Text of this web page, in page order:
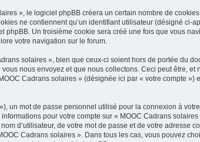
», le logiciel phpBB créera un certain nombre de
ne contiennent qu’un identifiant utilisateur (désigné ci-
Un troisième cookie sera créé une fois que vous
votre navigation sur le forum.
solaires », bien que ceux-ci soient hors de portée du
nous envoyez et que nous collectons. Ceci peut être, et
Cadrans solaires » (désignée ici par « votre compte »)
un mot de passe personnel utilisé pour la connexion à
pour votre compte sur « MOOC Cadrans
d’utilisateur, de votre mot de passe et de votre adresse
Cadrans solaires ». Dans tous les cas, vous pouvez